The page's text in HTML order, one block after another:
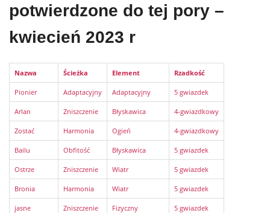
potwierdzone do tej pory –
kwiecień 2023 r
Nazwa Ścieżka Element Rzadkość
Pionier Adaptacyjny Adaptacyjny 5 gwiazdek
Arlan Zniszczenie Błyskawica 4-gwiazdkowy
Zostać Harmonia Ogień 4-gwiazdkowy
Bailu Obfitość Błyskawica 5 gwiazdek
Ostrze Zniszczenie Wiatr 5 gwiazdek
Bronia Harmonia Wiatr 5 gwiazdek
jasne Zniszczenie Fizyczny 5 gwiazdek